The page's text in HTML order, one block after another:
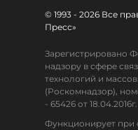
© 1993 - 2026 Все
Пресс»
Зарегистрировано
надзору в сфере
технологий и
(Роскомнадзор),
- 65426 от 18.04.2016г.
Функционирует